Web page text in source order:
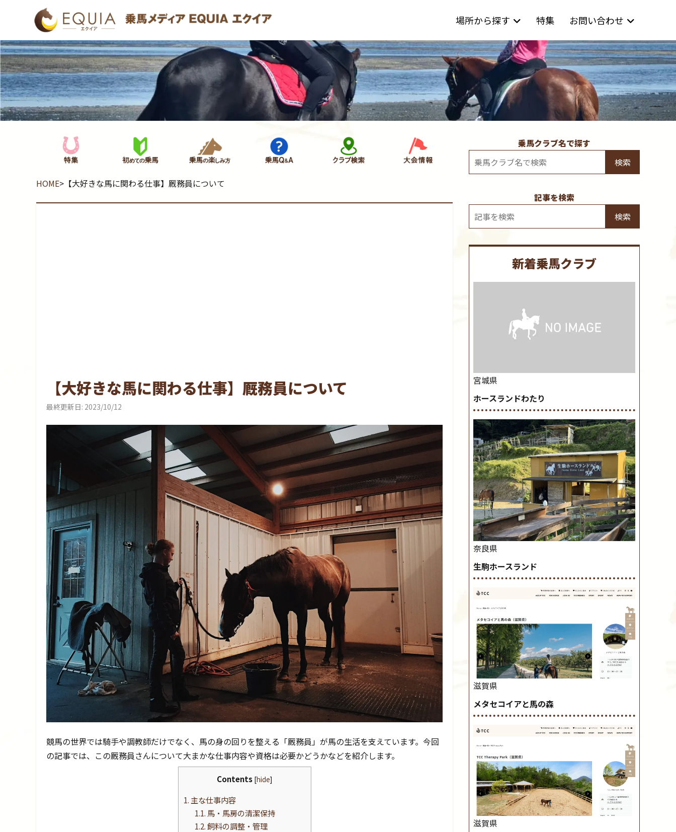
場所から探す 特集 お問い合わせ
HOME> 【大好きな馬に関わる仕事】厩務員について
【大好きな馬に関わる仕事】厩務員について
最終更新日: 2023/10/12
競馬の世界では騎手や調教師だけでなく、馬の身の回りを整える「厩務員」が馬の生活を支えています。今回
の記事では、この厩務員さんについて大まかな仕事内容や資格は必要かどうかなどを紹介します。
Contents [hide]
1. 主な仕事内容
1.1. 馬・馬房の清潔保持
1.2.飼料の調整・管理
乗馬クラブ名で探す
検索
記事を検索
検索
新着乗馬クラブ
宮城県
ホースランドわたり
奈良県
生駒ホースランド
滋賀県
メタセコイアと馬の森
滋賀県